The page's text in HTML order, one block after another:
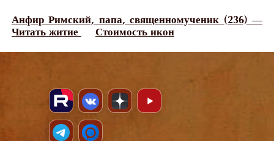
Анфир Римский, папа, священномученик (236) —
Читать житие
Стоимость икон